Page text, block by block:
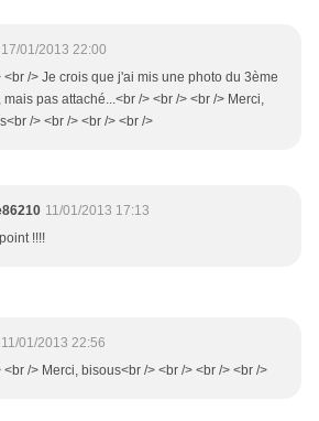
17/01/2013 22:00
<br /> Je crois que j'ai mis une photo du 3ème
mais pas attaché...<br /> <br /> <br /> Merci,
/> <br /> <br /> <br />
11/01/2013 17:13
!!!!
11/01/2013 22:56
<br /> Merci, bisous<br /> <br /> <br /> <br />